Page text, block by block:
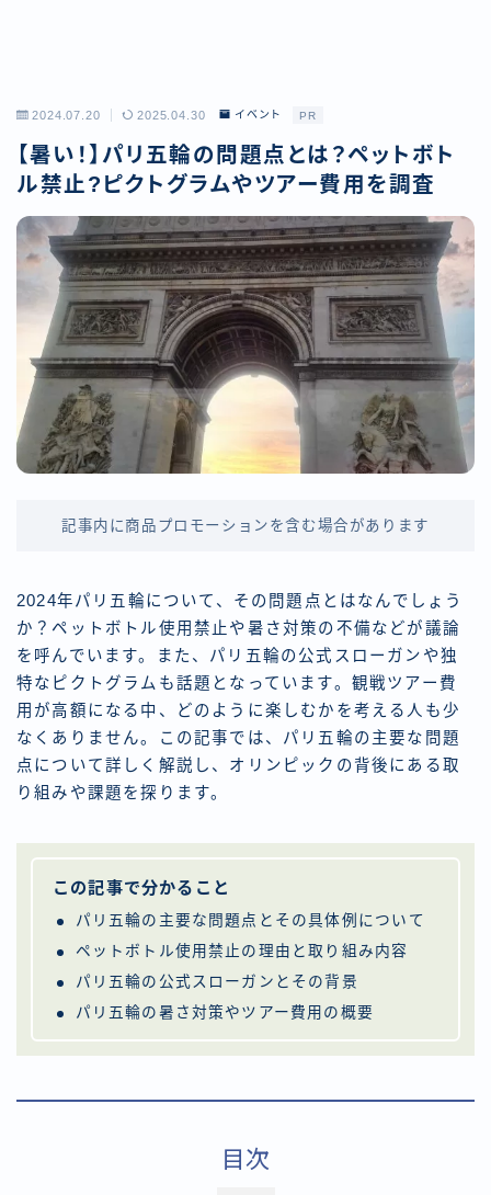
2024.07.20 2025.04.30 イベント PR
【暑い！】パリ五輪の問題点とは？ペットボト
ル禁止?ピクトグラムやツアー費用を調査
記事内に商品プロモーションを含む場合があります
2024年パリ五輪について、その問題点とはなんでしょう
か？ペットボトル使用禁止や暑さ対策の不備などが議論
を呼んでいます。また、パリ五輪の公式スローガンや独
特なピクトグラムも話題となっています。観戦ツアー費
用が高額になる中、どのように楽しむかを考える人も少
なくありません。この記事では、パリ五輪の主要な問題
点について詳しく解説し、オリンピックの背後にある取
り組みや課題を探ります。
この記事で分かること
パリ五輪の主要な問題点とその具体例について
ペットボトル使用禁止の理由と取り組み内容
パリ五輪の公式スローガンとその背景
パリ五輪の暑さ対策やツアー費用の概要
目次